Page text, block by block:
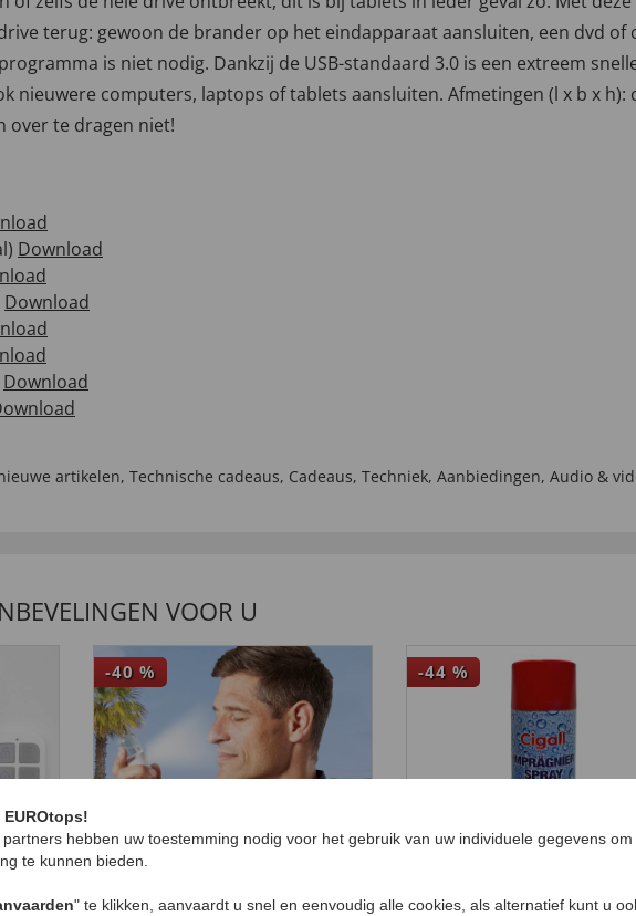
drive terug: gewoon de brander op het eindapparaat aansluiten, een dvd of
is niet nodig. Dankzij de USB-standaard 3.0 is een extreem
nieuwere computers, laptops of tablets aansluiten. Afmetingen (l x b x h):
over te dragen niet!
Download
Download
Download
artikelen, Technische cadeaus, Cadeaus, Techniek, Aanbiedingen, Audio &
VOOR U
-40 % -44 %
hebben uw toestemming nodig voor het gebruik van uw individuele gegevens
te kunnen bieden.
" te klikken, aanvaardt u snel en eenvoudig alle cookies, als alternatief kunt u